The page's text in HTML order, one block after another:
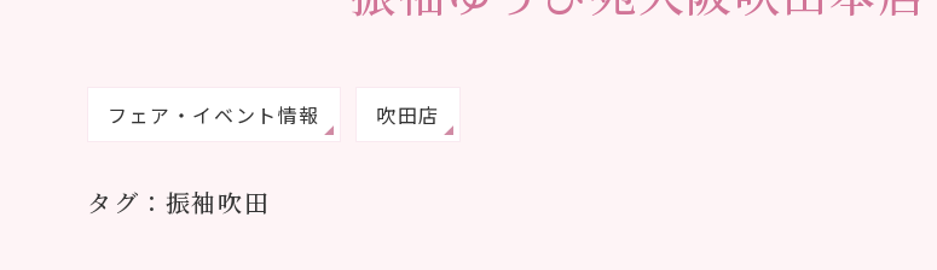
フェア・イベント情報 吹田店
タグ：振袖吹田